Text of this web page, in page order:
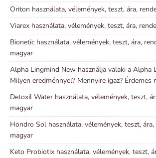
Oriton használata, vélemények, teszt, ára,
Viarex használata, vélemények, teszt, ára,
Bionetic használata, vélemények, teszt, ára,
magyar
Alpha Lingmind New használja valaki a Alpha
Milyen eredménnyel? Mennyire igaz? Érdemes
Detoxil Water használata, vélemények, teszt,
magyar
Hondro Sol használata, vélemények, teszt,
magyar
Keto Probiotix használata, vélemények, teszt,